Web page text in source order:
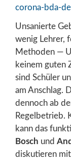
corona-bda-
Unsanierte
wenig Lehrer,
Methoden —
keinem guten
sind Schüler
am Anschlag.
dennoch ab
Regelbetrieb.
kann das
Bosch und
diskutieren mit